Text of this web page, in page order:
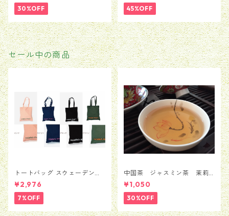
30%OFF 45%OFF
セール中の商品
トートバッグ スウェーデン
Moderna Museet モデルナ 美
術館 ストックホルム メン
ズ レディース 男女兼用
並行輸入品 送料無料 カバン
バッグ BAG かばん
¥2,976
7%OFF
中国茶 ジャスミン茶 茉莉
花茶 銀毫インハオウ 50
ｇ
¥1,050
30%OFF